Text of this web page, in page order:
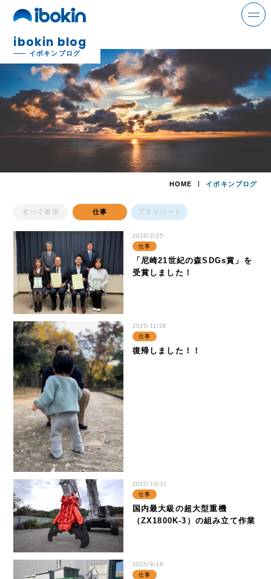
search
ニュース
事業案内
運輸事業
IR情報
投資家の方へ
基本情報
IRライブラリー
株主・株式関連
ibokin blog
イボキンブログ
HOME イボキンブログ
すべて表示 仕事 プライベート
仕事
2026/2/25
「尼崎21世紀の森SDGs賞」を
受賞しました！
仕事
2025/11/26
復帰しました！！
仕事
2025/10/31
国内最大級の超大型重機
（ZX1800K-3）の組み立て作業
仕事
2025/9/19